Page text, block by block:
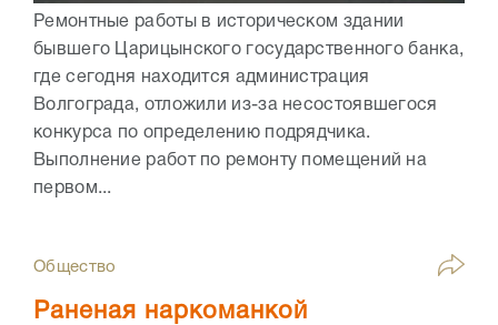
Ремонтные работы в историческом здании
бывшего Царицынского государственного банка,
где сегодня находится администрация
Волгограда, отложили из-за несостоявшегося
конкурса по определению подрядчика.
Выполнение работ по ремонту помещений на
первом...
Общество
Раненая наркоманкой